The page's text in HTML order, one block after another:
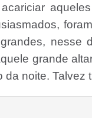
nesse
grande
da noite.